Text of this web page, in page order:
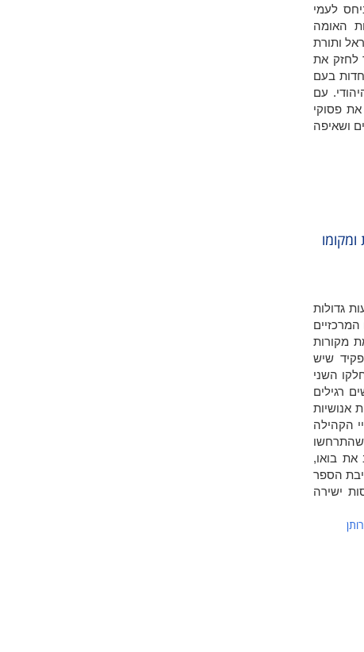
לעמי
האומה
ותורת
לחזק את
בעם
עם
פסוקי
ושאיפה
גדולות
מקורות
שיש
השני
רגילים
אנושיות
הקהילה
את בואו,
הספר
התייחסות ישירה